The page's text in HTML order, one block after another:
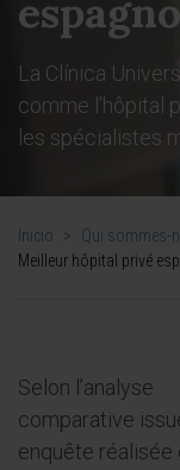
La Clínica
comme l’hôpital
les spécialistes
Inicio > Qui sommes-
Meilleur hôpital privé
Selon l’analyse
comparative
enquête réalisée